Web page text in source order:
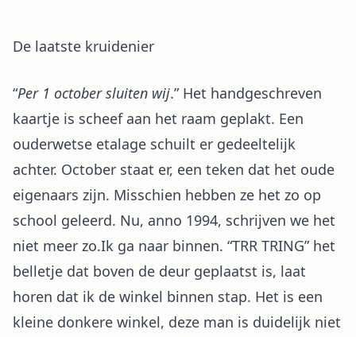
De laatste kruidenier
“Per 1 october sluiten wij.” Het handgeschreven
kaartje is scheef aan het raam geplakt. Een
ouderwetse etalage schuilt er gedeeltelijk
achter. October staat er, een teken dat het oude
eigenaars zijn. Misschien hebben ze het zo op
school geleerd. Nu, anno 1994, schrijven we het
niet meer zo.Ik ga naar binnen. “TRR TRING” het
belletje dat boven de deur geplaatst is, laat
horen dat ik de winkel binnen stap. Het is een
kleine donkere winkel, deze man is duidelijk niet